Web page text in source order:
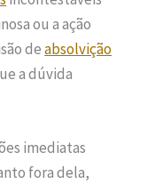
ou a ação
deabsolvição
a dúvida
imediatas
fora dela,